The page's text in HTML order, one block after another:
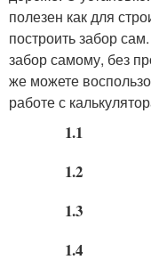
полезен как для
построить забор
забор самому, без
же можете
работе с
1.1
1.2
1.3
1.4